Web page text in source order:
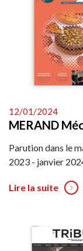
12/01/2024
MERAND
Parution dans le
2023 - janvier
Lire la suite